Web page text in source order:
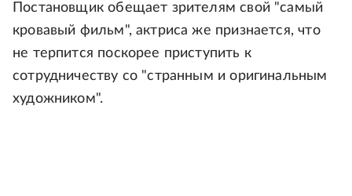
Постановщик обещает зрителям свой "самый
кровавый фильм", актриса же признается, что
не терпится поскорее приступить к
сотрудничеству со "странным и оригинальным
художником".